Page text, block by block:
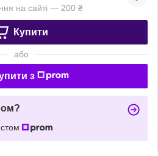
на сайті — 200 ₴
Купити
або
з